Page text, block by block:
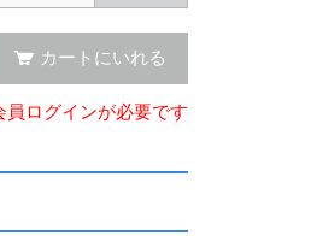
カートにいれる
員ログインが必要です